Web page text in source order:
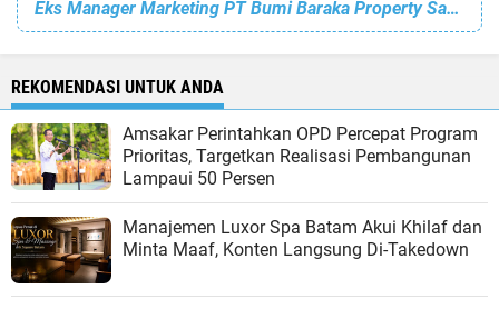
Eks Manager Marketing PT Bumi Baraka Property Sampaikan Permohonan Maaf kepada Manejemen
REKOMENDASI UNTUK ANDA
Amsakar Perintahkan OPD Percepat Program
Prioritas, Targetkan Realisasi Pembangunan
Lampaui 50 Persen
Manajemen Luxor Spa Batam Akui Khilaf dan
Minta Maaf, Konten Langsung Di-Takedown